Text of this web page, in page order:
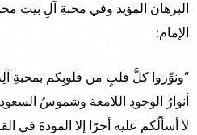
البرهان المؤيد وفي محبةِ آلِ بيتِ
الإمام:
“ونوِّروا كلَّ قلبٍ من قلوبِكم بمحبةِ
أنوارُ الوجودِ اللامعة وشموسُ